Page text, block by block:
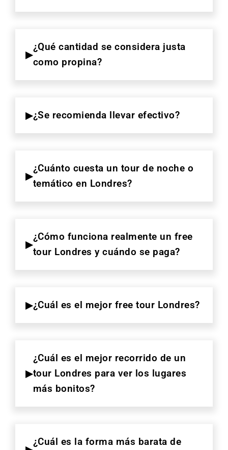
¿Qué cantidad se considera justa
como propina?
¿Se recomienda llevar efectivo?
¿Cuánto cuesta un tour de noche o
temático en Londres?
¿Cómo funciona realmente un free
tour Londres y cuándo se paga?
¿Cuál es el mejor free tour Londres?
¿Cuál es el mejor recorrido de un
tour Londres para ver los lugares
más bonitos?
¿Cuál es la forma más barata de